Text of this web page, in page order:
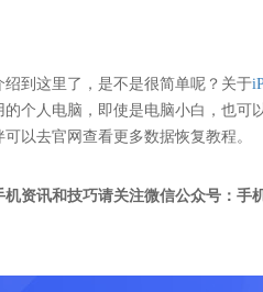
绍到这里了，是不是很简单呢？关于
个人电脑，即使是电脑小白，也可
以去官网查看更多数据恢复教程。
机资讯和技巧请关注微信公众号：手